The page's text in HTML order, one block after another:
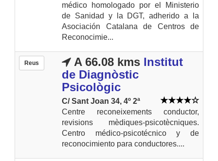
médico homologado por el Ministerio
de Sanidad y la DGT, adherido a la
Asociación Catalana de Centros de
Reconocimie...
Reus A 66.08 kms Institut
de Diagnòstic
Psicològic
C/ Sant Joan 34, 4º 2ª
Centre reconeixements conductor,
revisions mèdiques-psicotècniques.
Centro médico-psicotécnico y de
reconocimiento para conductores....